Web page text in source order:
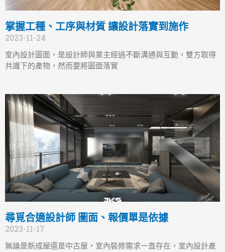
掌握工種、工序與材質 讓設計落實到施作
2023-11-24
室內設計圖面，是設計師與業主經過不斷溝通與互動，雙方取得
共識下的產物，然而要將圖面落實
尋覓合適設計師 圖面、報價單是依據
2023-11-17
無論是新成屋還是中古屋，室內裝修需求一直存在，室內設計產